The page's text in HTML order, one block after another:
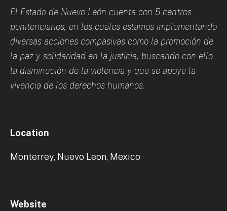
El Estado de Nuevo León cuenta con 5 centros
penitenciarios, en los cuales estamos implementando
diversas acciones compasivas como la promoción de
la paz y solidaridad en la justicia, buscando con ello
la disminución de la violencia y que se apoye la
vivencia de los derechos humanos.
Location
Monterrey, Nuevo Leon, Mexico
Website